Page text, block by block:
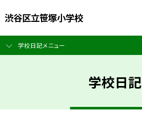
渋谷区立笹塚小学校
学校日記メニュー
学校日記